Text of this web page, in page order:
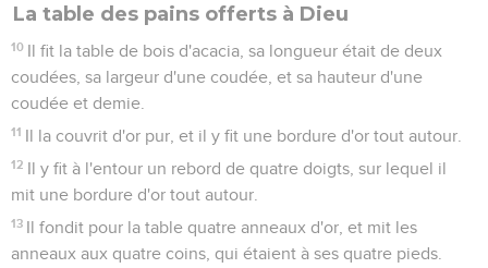
La table des pains offerts à Dieu
10 Il fit la table de bois d'acacia, sa longueur était de deux
coudées, sa largeur d'une coudée, et sa hauteur d'une
coudée et demie.
11 Il la couvrit d'or pur, et il y fit une bordure d'or tout autour.
12 Il y fit à l'entour un rebord de quatre doigts, sur lequel il
mit une bordure d'or tout autour.
13 Il fondit pour la table quatre anneaux d'or, et mit les
anneaux aux quatre coins, qui étaient à ses quatre pieds.